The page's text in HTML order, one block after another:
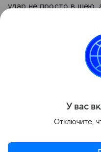
удар не просто в шею,
Отдел уголовных
продолжает
расследования
У вас
Отключите,